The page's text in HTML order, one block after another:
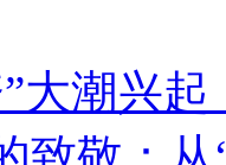
大潮兴